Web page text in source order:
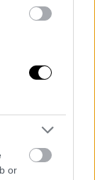
or
"σπάει
στο σπίτι...
7: ξεκινούν